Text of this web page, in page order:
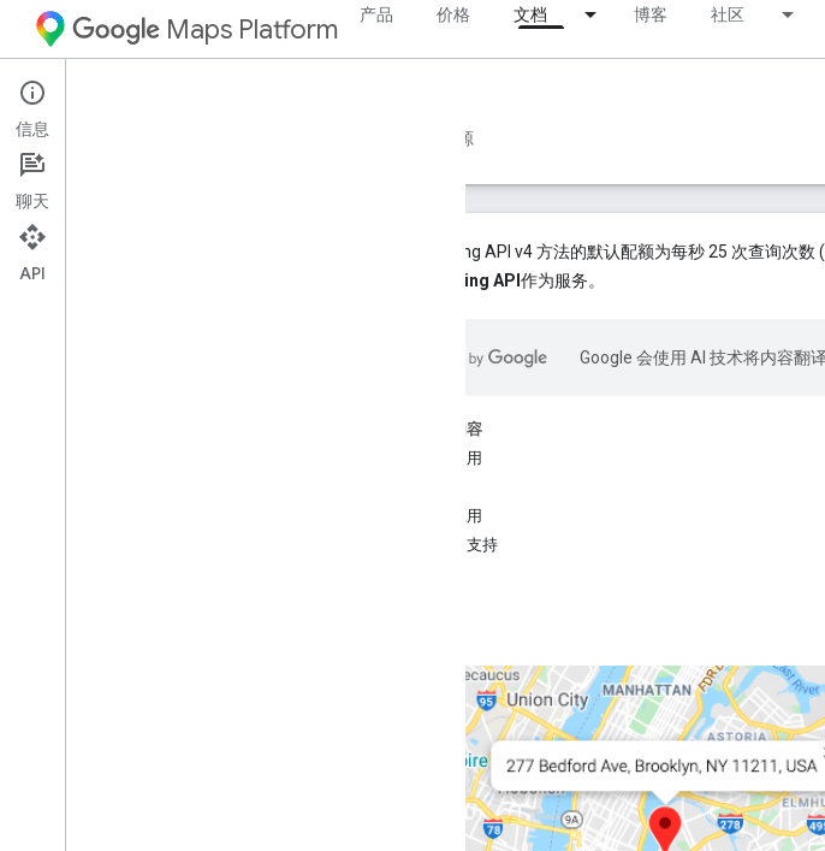
Maps Platform 产品 价格 文档 博客 社区
Web Services
开发者指南 v4
资源
Geocoding API v4 方法的默认配额为每秒 25 次查询次
Geocoding API 作为服务。
Google 会使用 AI 技术将内容翻
本页内容
开始使用
示例应用
帮助和支持
信息
聊天
API